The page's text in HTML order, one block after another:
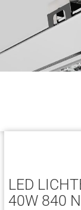
LED
40W 840